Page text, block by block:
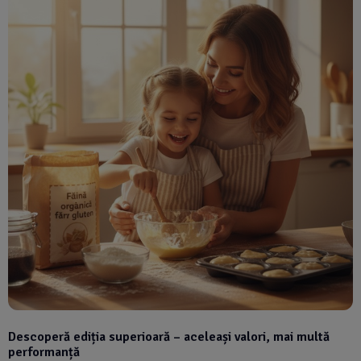
Descoperă ediția superioară – aceleași valori, mai multă
performanță